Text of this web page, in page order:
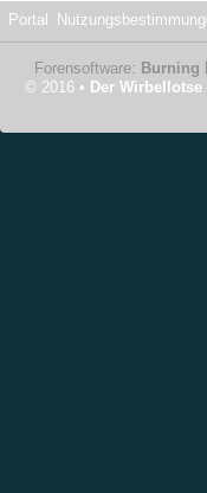
Portal
Forensoftware: Burning
© 2016 • Der Wirbellotse